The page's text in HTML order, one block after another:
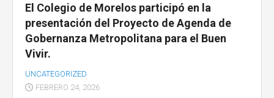
El Colegio de Morelos participó en la
presentación del Proyecto de Agenda de
Gobernanza Metropolitana para el Buen
Vivir.
UNCATEGORIZED
FEBRERO 24, 2026